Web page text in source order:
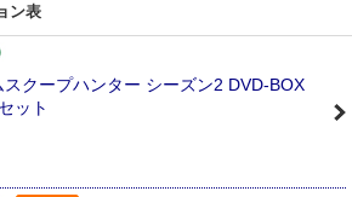
ン表
スクープハンター シーズン2 DVD-BOX
ット